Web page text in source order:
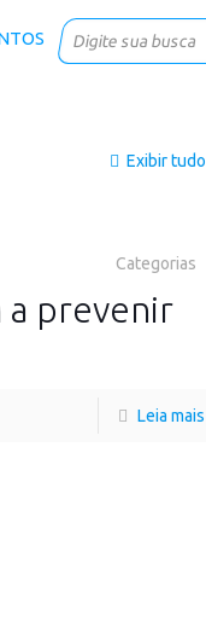
Exibir tudo
Categorias
a prevenir
Leia mais